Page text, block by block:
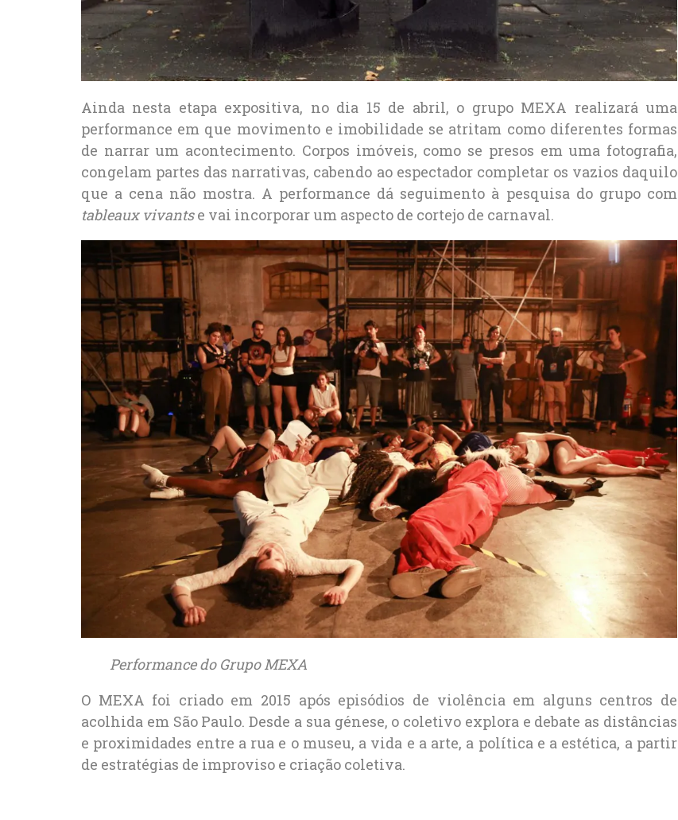
Ainda nesta etapa expositiva, no dia 15 de abril, o grupo MEXA realizará uma
performance em que movimento e imobilidade se atritam como diferentes formas
de narrar um acontecimento. Corpos imóveis, como se presos em uma fotografia,
congelam partes das narrativas, cabendo ao espectador completar os vazios daquilo
que a cena não mostra. A performance dá seguimento à pesquisa do grupo com
tableaux vivantse vai incorporar um aspecto de cortejo de carnaval.
Performance do Grupo MEXA
O MEXA foi criado em 2015 após episódios de violência em alguns centros de
acolhida em São Paulo. Desde a sua génese, o coletivo explora e debate as distâncias
e proximidades entre a rua e o museu, a vida e a arte, a política e a estética, a partir
de estratégias de improviso e criação coletiva.